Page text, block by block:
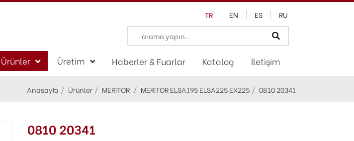
TR EN ES RU
Ürünler Üretim Haberler & Fuarlar Katalog İletişim
Anasayfa Ürünler MERITOR MERITOR ELSA195 ELSA225 EX225 0810 20341
0810 20341